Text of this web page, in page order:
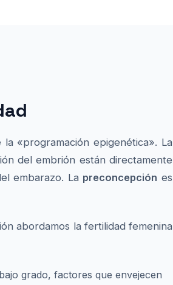
«programación epigenética». La
del embrión están directamente
embarazo. La preconcepción es
abordamos la fertilidad femenina
grado, factores que envejecen